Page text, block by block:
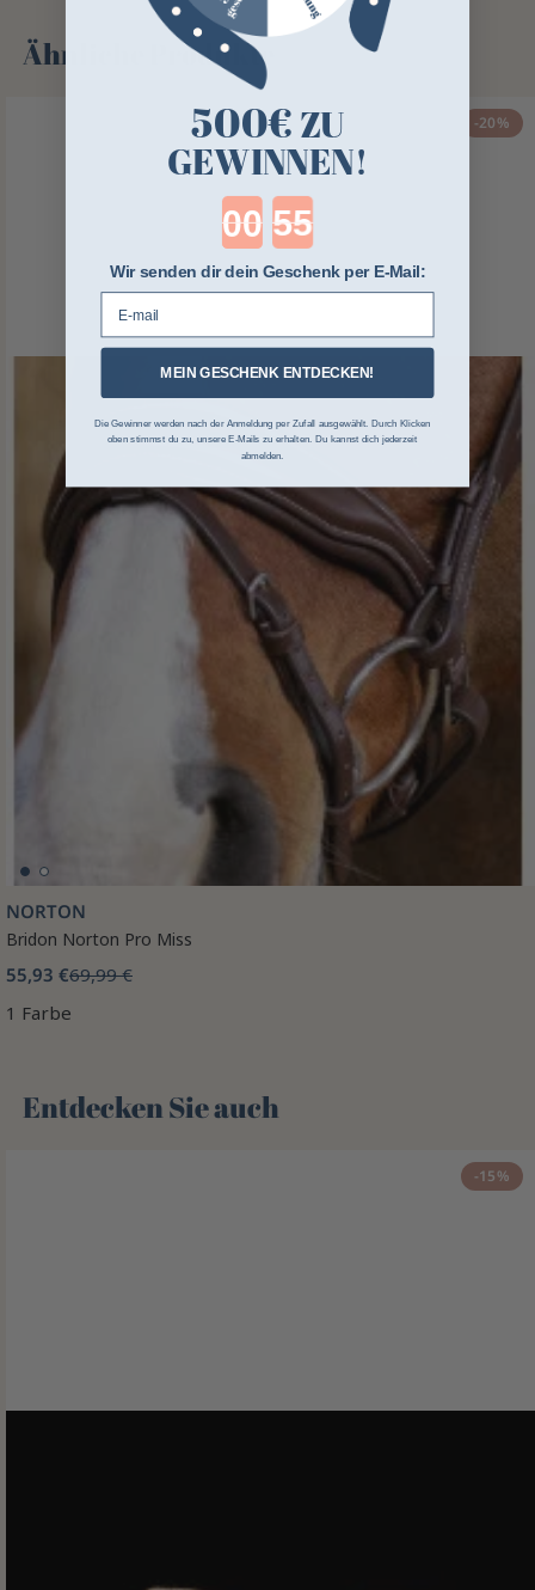
Ähnliche Produkte
-20%
NORTON
Bridon Norton Pro Miss
55,93 €69,99 €
1 Farbe
Entdecken Sie auch 🌻
-15%
500€ ZU
GEWINNEN!
Countdown ends in:
Wir senden dir dein Geschenk per E-Mail:
MEIN GESCHENK ENTDECKEN!
Die Gewinner werden nach der Anmeldung per Zufall ausgewählt. Durch Klicken
oben stimmst du zu, unsere E-Mails zu erhalten. Du kannst dich jederzeit
abmelden.